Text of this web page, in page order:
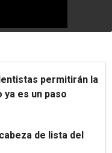
permitirán la
ya es un paso
de lista del